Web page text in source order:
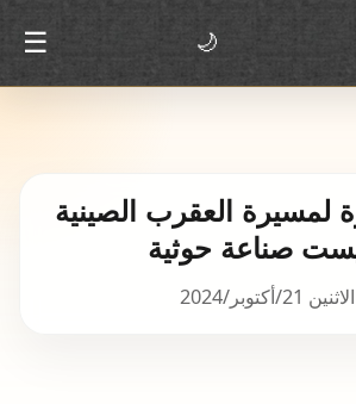
🌙
☰
لمسيرة العقرب الصينية
صناعة حوثية
الاثنين 21/أكتوبر/2024